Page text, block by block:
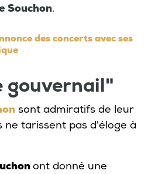
Souchon.
des concerts avec ses
gouvernail"
sont admiratifs de leur
ne tarissent pas d'éloge à
ont donné une